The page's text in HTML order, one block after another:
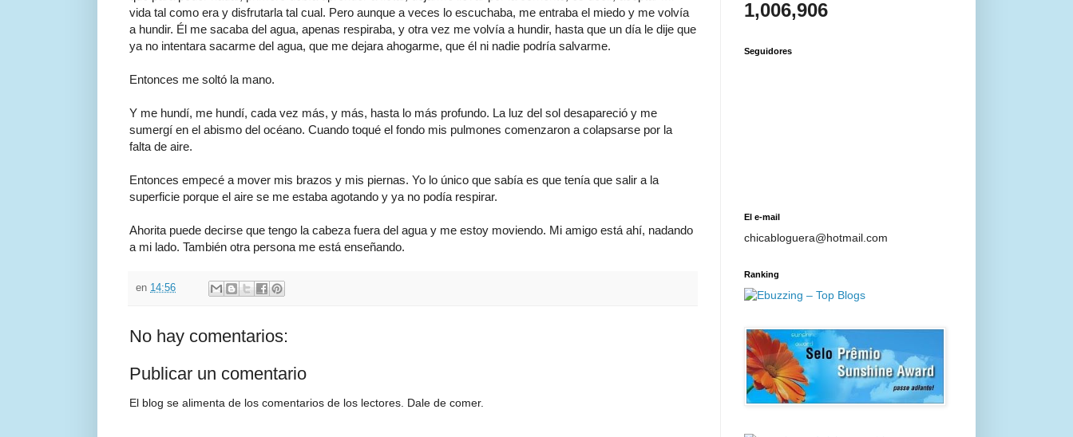
vida tal como era y disfrutarla tal cual. Pero aunque a veces lo escuchaba, me entraba el miedo y me volvía
a hundir. Él me sacaba del agua, apenas respiraba, y otra vez me volvía a hundir, hasta que un día le dije que
ya no intentara sacarme del agua, que me dejara ahogarme, que él ni nadie podría salvarme.
Entonces me soltó la mano.
Y me hundí, me hundí, cada vez más, y más, hasta lo más profundo. La luz del sol desapareció y me
sumergí en el abismo del océano. Cuando toqué el fondo mis pulmones comenzaron a colapsarse por la
falta de aire.
Entonces empecé a mover mis brazos y mis piernas. Yo lo único que sabía es que tenía que salir a la
superficie porque el aire se me estaba agotando y ya no podía respirar.
Ahorita puede decirse que tengo la cabeza fuera del agua y me estoy moviendo. Mi amigo está ahí, nadando
a mi lado. También otra persona me está enseñando.
en 14:56
No hay comentarios:
Publicar un comentario
El blog se alimenta de los comentarios de los lectores. Dale de comer.
1,006,906
Seguidores
El e-mail
chicabloguera@hotmail.com
Ranking